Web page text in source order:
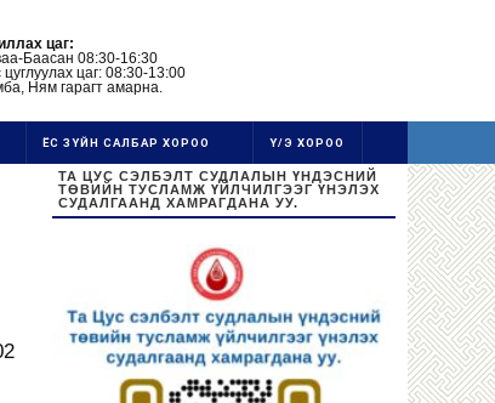
цаг:
Баасан 08:30-16:30
цуглуулах цаг: 08:30-13:00
Ням гарагт амарна.
ЁС ЗҮЙН САЛБАР ХОРОО Ү/Э ХОРОО
ТА ЦУС СЭЛБЭЛТ СУДЛАЛЫН ҮНДЭСНИЙ
ТӨВИЙН ТУСЛАМЖ ҮЙЛЧИЛГЭЭГ ҮНЭЛЭХ
СУДАЛГААНД ХАМРАГДАНА УУ.